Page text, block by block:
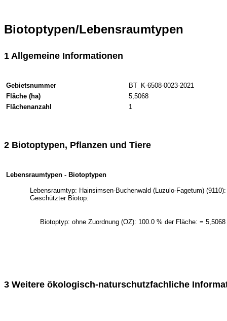
Biotoptypen/Lebensraumtypen
1 Allgemeine Informationen
Gebietsnummer
BT_K-6508-0023-2021
Fläche (ha)
5,5068
Flächenanzahl
1
2 Biotoptypen, Pflanzen und Tiere
Lebensraumtypen - Biotoptypen
Lebensraumtyp: Hainsimsen-Buchenwald (Luzulo-Fagetum)
Geschützter Biotop:
Biotoptyp: ohne Zuordnung (OZ): 100.0 % der Fläche: = 5,5068
3 Weitere ökologisch-naturschutzfachliche